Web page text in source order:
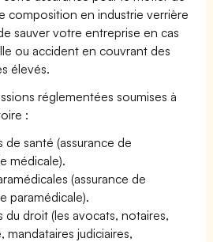
composition en industrie verrière
sauver votre entreprise en cas
ou accident en couvrant des
élevés.
réglementées soumises à
:
de santé (assurance de
médicale).
(assurance de
paramédicale).
du droit (les avocats, notaires,
mandataires judiciaires,